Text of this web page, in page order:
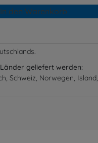
In den Warenkorb
geliefert werden:
Schweiz, Norwegen, Island,